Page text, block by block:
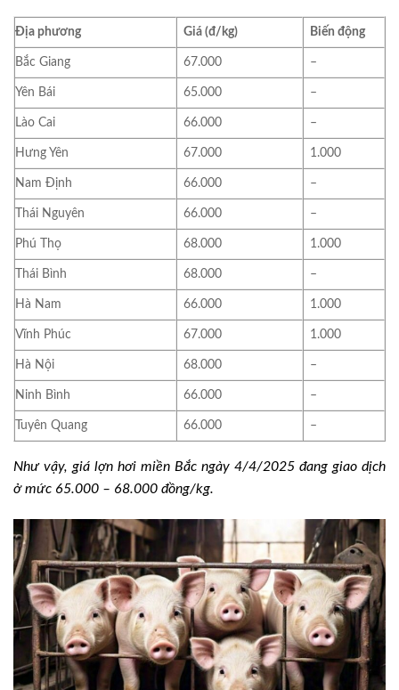
Địa phương Giá (đ/kg) Biến động
Bắc Giang 67.000 –
Yên Bái 65.000 –
Lào Cai 66.000 –
Hưng Yên 67.000 1.000
Nam Định 66.000 –
Thái Nguyên 66.000 –
Phú Thọ 68.000 1.000
Thái Bình 68.000 –
Hà Nam 66.000 1.000
Vĩnh Phúc 67.000 1.000
Hà Nội 68.000 –
Ninh Bình 66.000 –
Tuyên Quang 66.000 –
Như vậy, giá lợn hơi miền Bắc ngày 4/4/2025 đang giao dịch
ở mức 65.000 – 68.000 đồng/kg.